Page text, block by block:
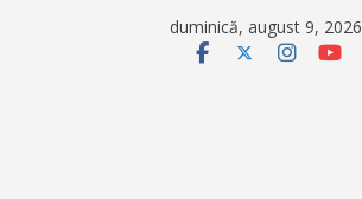
duminică, august 9, 2026